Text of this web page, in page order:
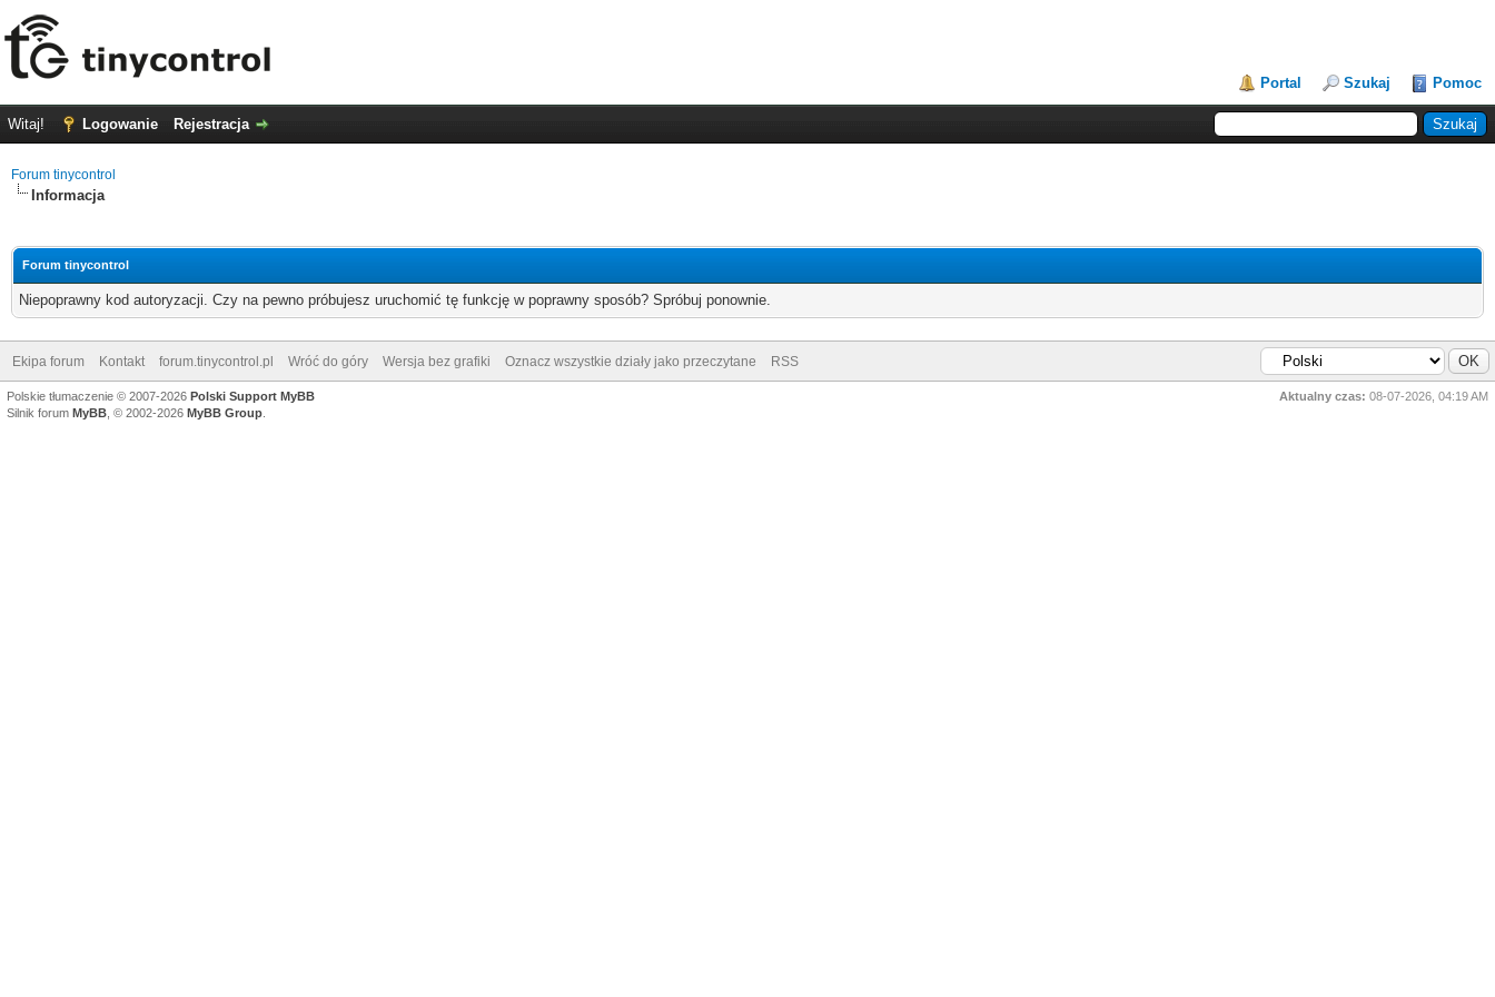
Portal Szukaj Pomoc
Witaj! Logowanie Rejestracja
Forum tinycontrol
Informacja
Forum tinycontrol
Niepoprawny kod autoryzacji. Czy na pewno próbujesz uruchomić tę funkcję w poprawny sposób? Spróbuj ponownie.
Ekipa forum Kontakt forum.tinycontrol.pl Wróć do góry Wersja bez grafiki Oznacz wszystkie działy jako przeczytane RSS
Aktualny czas: 08-07-2026, 04:19 AM
Polskie tłumaczenie © 2007-2026 Polski Support MyBB
Silnik forum MyBB , © 2002-2026 MyBB Group